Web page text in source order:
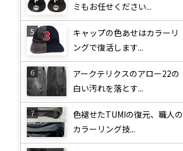
ミもお任せください...
キャップの色あせはカラーリ
ングで復活します...
アークテリクスのアロー22の
白い汚れを落とす...
色褪せたTUMIの復元、職人の
カラーリング技...